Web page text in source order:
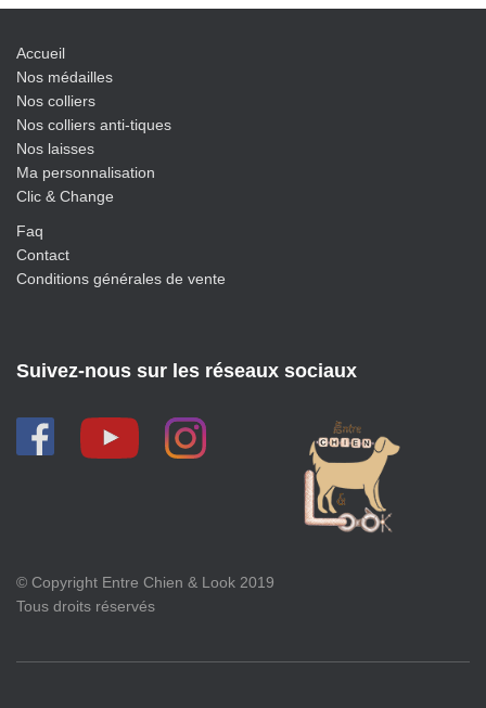
Accueil
Nos médailles
Nos colliers
Nos colliers anti-tiques
Nos laisses
Ma personnalisation
Clic & Change
Faq
Contact
Conditions générales de vente
Suivez-nous sur les réseaux sociaux
© Copyright Entre Chien & Look 2019
Tous droits réservés